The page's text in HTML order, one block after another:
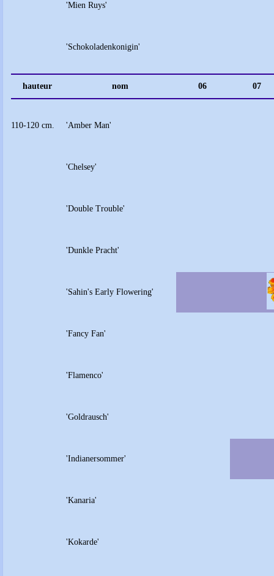
'Mien Ruys'
'Schokoladenkonigin'
hauteur nom 06 07
110-120 cm. 'Amber Man'
'Chelsey'
'Double Trouble'
'Dunkle Pracht'
'Sahin's Early Flowering'
'Fancy Fan'
'Flamenco'
'Goldrausch'
'Indianersommer'
'Kanaria'
'Kokarde'